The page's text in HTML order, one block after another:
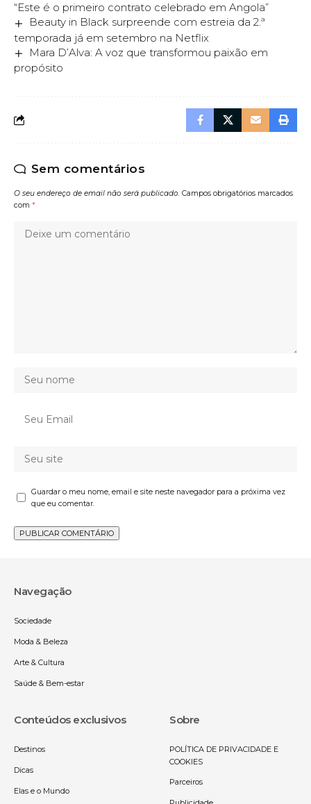
“Este é o primeiro contrato celebrado em Angola”
Beauty in Black surpreende com estreia da 2.ª
temporada já em setembro na Netflix
Mara D’Alva: A voz que transformou paixão em
propósito
Sem comentários
O seu endereço de email não será publicado. Campos obrigatórios marcados
com *
Guardar o meu nome, email e site neste navegador para a próxima vez
que eu comentar.
Navegação
Sociedade
Moda & Beleza
Arte & Cultura
Saúde & Bem-estar
Conteúdos exclusivos
Destinos
Dicas
Elas e o Mundo
Sobre
POLÍTICA DE PRIVACIDADE E
COOKIES
Parceiros